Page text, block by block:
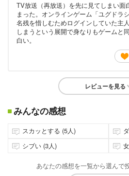
TV放送（再放送）を先に見てしまい面
まった。オンラインゲーム「ユグドラ
名残を惜しむためログインしていた主
しまうという展開で身なりもゲームと
白い。
レビューを見る
みんなの感想
スカッとする (5人)
シブい (3人)
あなたの感想を一覧から選んで